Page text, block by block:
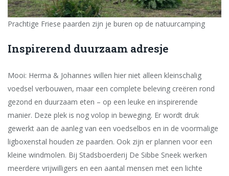
Prachtige Friese paarden zijn je buren op de natuurcamping
Inspirerend duurzaam adresje
Mooi: Herma & Johannes willen hier niet alleen kleinschalig
voedsel verbouwen, maar een complete beleving creëren rond
gezond en duurzaam eten – op een leuke en inspirerende
manier. Deze plek is nog volop in beweging. Er wordt druk
gewerkt aan de aanleg van een voedselbos en in de voormalige
ligboxenstal houden ze paarden. Ook zijn er plannen voor een
kleine windmolen. Bij Stadsboerderij De Sibbe Sneek werken
meerdere vrijwilligers en een aantal mensen met een lichte